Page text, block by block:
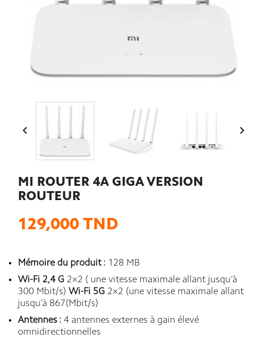
 
MI ROUTER 4A GIGA VERSION
ROUTEUR
129,000 TND
Mémoire du produit : 128 MB
Wi-Fi 2,4 G 2×2 ( une vitesse maximale allant jusqu’à
300 Mbit/s) Wi-Fi 5G 2×2 (une vitesse maximale allant
jusqu’à 867(Mbit/s)
Antennes : 4 antennes externes à gain élevé
omnidirectionnelles